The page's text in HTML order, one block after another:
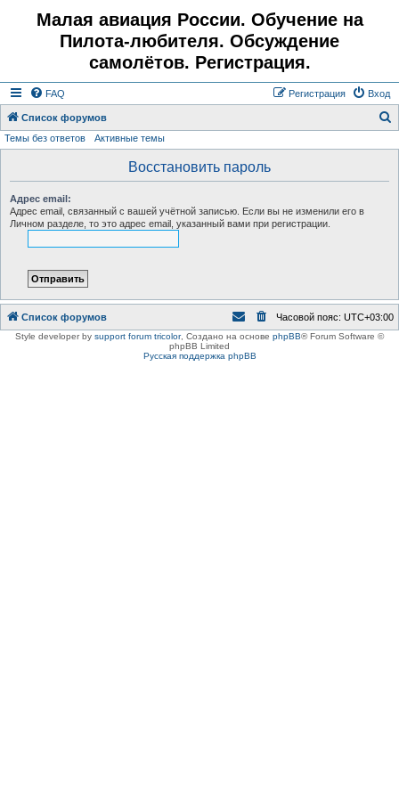
Малая авиация России. Обучение на
Пилота-любителя. Обсуждение
самолётов. Регистрация.
FAQ Вход
Регистрация
Список форумов
Темы без ответов Активные темы
Восстановить пароль
Адрес email:
Адрес email, связанный с вашей учётной записью. Если вы не изменили его в
Личном разделе, то это адрес email, указанный вами при регистрации.
Список форумов Часовой пояс: UTC+03:00
Style developer by support forum tricolor, Создано на основе phpBB® Forum Software ©
phpBB Limited
Русская поддержка phpBB